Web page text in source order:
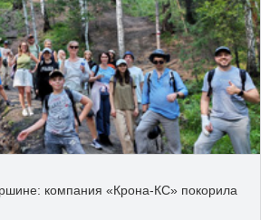
компания «Крона‑КС» покорила